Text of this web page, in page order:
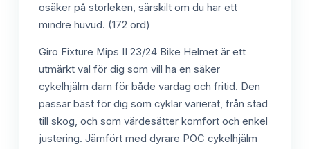
osäker på storleken, särskilt om du har ett
mindre huvud. (172 ord)
Giro Fixture Mips II 23/24 Bike Helmet är ett
utmärkt val för dig som vill ha en säker
cykelhjälm dam för både vardag och fritid. Den
passar bäst för dig som cyklar varierat, från stad
till skog, och som värdesätter komfort och enkel
justering. Jämfört med dyrare POC cykelhjälm